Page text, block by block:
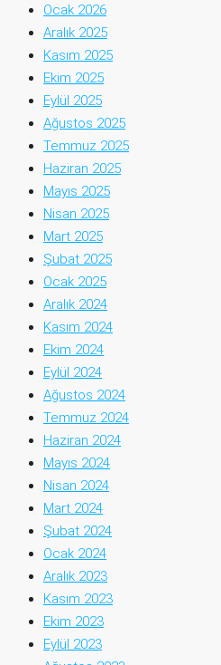
Ocak 2026
Aralık 2025
Kasım 2025
Ekim 2025
Eylül 2025
Ağustos 2025
Temmuz 2025
Haziran 2025
Mayıs 2025
Nisan 2025
Mart 2025
Şubat 2025
Ocak 2025
Aralık 2024
Kasım 2024
Ekim 2024
Eylül 2024
Ağustos 2024
Temmuz 2024
Haziran 2024
Mayıs 2024
Nisan 2024
Mart 2024
Şubat 2024
Ocak 2024
Aralık 2023
Kasım 2023
Ekim 2023
Eylül 2023